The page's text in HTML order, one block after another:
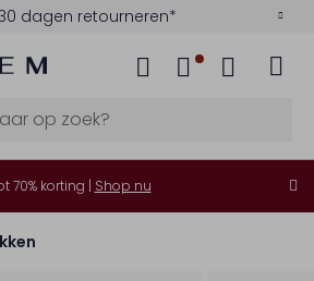
dagen retourneren*
70% korting | Shop nu